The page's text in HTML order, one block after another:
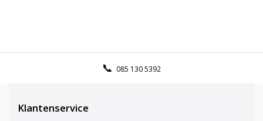
085 130 5392
Klantenservice